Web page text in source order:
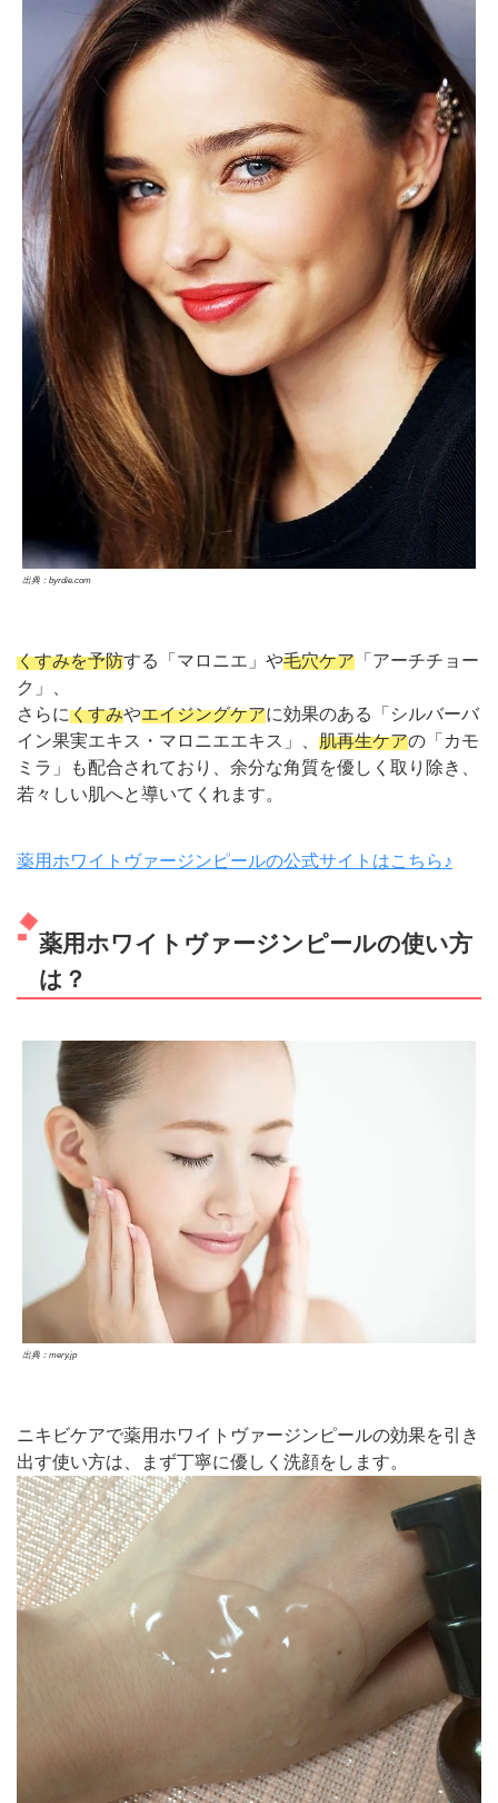
出典：byrdie.com
くすみを予防する「マロニエ」や毛穴ケア 「アーチチョー
ク」、
さらにくすみやエイジングケアに効果のある「シルバーバ
イン果実エキス・マロニエエキス」、 肌再生ケアの「カモ
ミラ」も配合されており、余分な角質を優しく取り除き、
若々しい肌へと導いてくれます。
薬用ホワイトヴァージンピールの公式サイトはこちら♪
薬用ホワイトヴァージンピールの使い方
は？
出典：mery.jp
ニキビケアで薬用ホワイトヴァージンピールの効果を引き
出す使い方は、まず丁寧に優しく洗顔をします。